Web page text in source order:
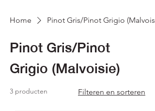
Home Pinot Gris/Pinot Grigio
Pinot Gris/Pinot
Grigio (Malvoisie)
3 producten Filteren en sorteren